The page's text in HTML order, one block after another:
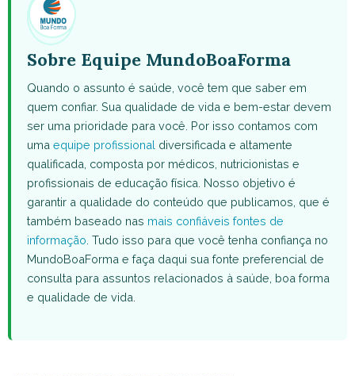
Sobre Equipe MundoBoaForma
Quando o assunto é saúde, você tem que saber em
quem confiar. Sua qualidade de vida e bem-estar devem
ser uma prioridade para você. Por isso contamos com
uma equipe profissional diversificada e altamente
qualificada, composta por médicos, nutricionistas e
profissionais de educação física. Nosso objetivo é
garantir a qualidade do conteúdo que publicamos, que é
também baseado nas mais confiáveis fontes de
informação . Tudo isso para que você tenha confiança no
MundoBoaForma e faça daqui sua fonte preferencial de
consulta para assuntos relacionados à saúde, boa forma
e qualidade de vida.